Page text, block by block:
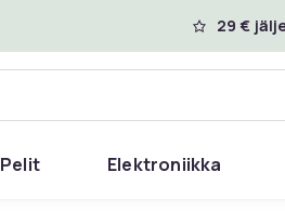
29 €
Pelit Elektroniikka